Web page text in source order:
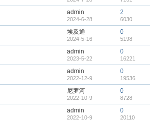
admin
2024-6-28
2
6030
埃及通
2024-5-16
0
5198
admin
2023-5-22
0
16221
admin
2022-12-9
0
19536
尼罗河
2022-10-9
0
8728
admin
2022-10-9
0
20110